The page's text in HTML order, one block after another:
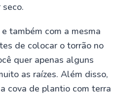
também com a mesma
de colocar o torrão no
quer apenas alguns
as raízes. Além disso,
cova de plantio com terra